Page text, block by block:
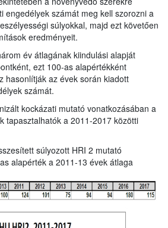
engedélyek számát meg kell szorozni a
súlyokkal, majd ezt követően
eredményeit.
év átlagának kiindulási alapját
ezt 100-as alapértékként
hasonlítják az évek során kiadott
számát.
kockázati mutató vonatkozásában a
tapasztalhatók a 2011-2017 közötti
súlyozott HRI 2 mutató
alapérték a 2011-13 évek átlaga